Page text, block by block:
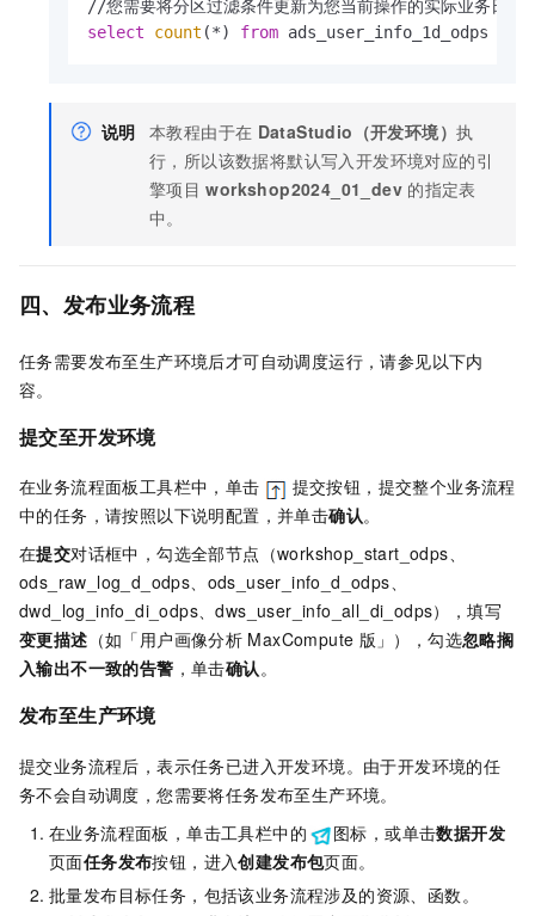
//您需要将分区过滤条件更新为您当前操作的实际业务日期
select
count (*) from ads_user_info_1d_odps
说明 本教程由于在 DataStudio（开发环境） 执
行，所以该数据将默认写入开发环境对应的引
擎项目 workshop2024_01_dev 的指定表
中。
四、发布业务流程
任务需要发布至生产环境后才可自动调度运行，请参见以下内
容。
提交至开发环境
在业务流程面板工具栏中，单击
提交按钮，提交整个业务流程
中的任务，请按照以下说明配置，并单击确认。
在提交对话框中，勾选全部节点（workshop_start_odps、
ods_raw_log_d_odps、ods_user_info_d_odps、
dwd_log_info_di_odps、dws_user_info_all_di_odps），填写
变更描述 （如「用户画像分析 MaxCompute 版」），勾选忽略搁
入输出不一致的告警 ，单击确认。
发布至生产环境
提交业务流程后，表示任务已进入开发环境。由于开发环境的任
务不会自动调度，您需要将任务发布至生产环境。
在业务流程面板，单击工具栏中的
图标，或单击数据开发
页面任务发布按钮，进入创建发布包页面。
批量发布目标任务，包括该业务流程涉及的资源、函数。